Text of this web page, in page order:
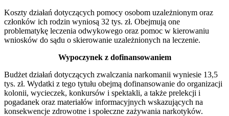
Koszty działań dotyczących pomocy osobom uzależnionym oraz
członków ich rodzin wyniosą 32 tys. zł. Obejmują one
problematykę leczenia odwykowego oraz pomoc w kierowaniu
wniosków do sądu o skierowanie uzależnionych na leczenie.
Wypoczynek z dofinansowaniem
Budżet działań dotyczących zwalczania narkomanii wyniesie 13,5
tys. zł. Wydatki z tego tytułu obejmą dofinansowanie do organizacji
kolonii, wycieczek, konkursów i spektakli, a także prelekcji i
pogadanek oraz materiałów informacyjnych wskazujących na
konsekwencje zdrowotne i społeczne zażywania narkotyków.